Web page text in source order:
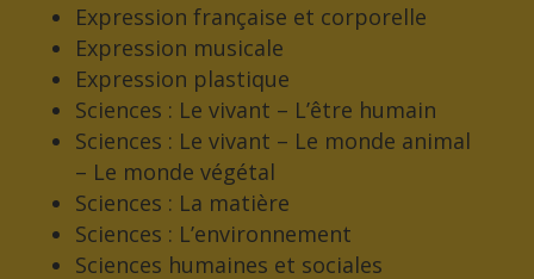
Expression française et corporelle
Expression musicale
Expression plastique
Sciences : Le vivant – L’être humain
Sciences : Le vivant – Le monde animal
– Le monde végétal
Sciences : La matière
Sciences : L’environnement
Sciences humaines et sociales